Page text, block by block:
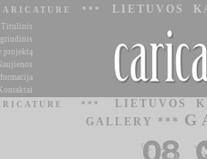
*** LIETUVOS
Titulinis
projektą
Kontaktai
***
LIETUVOS
GALLERY ***